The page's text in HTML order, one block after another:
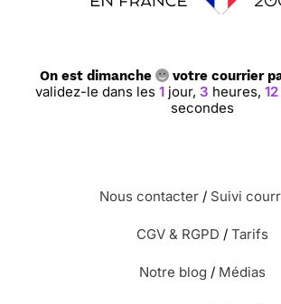
On est dimanche votre courrier
validez-le dans les 1 jour, 3 heures, 12
secondes
Nous contacter / Suivi
CGV & RGPD / Tarifs
Notre blog / Médias